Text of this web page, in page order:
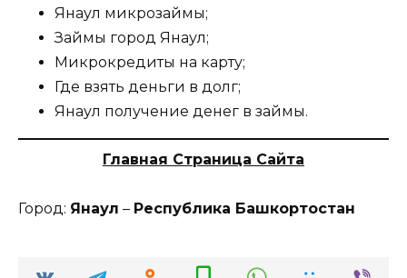
Янаул микрозаймы;
Займы город Янаул;
Микрокредиты на карту;
Где взять деньги в долг;
Янаул получение денег в займы.
Главная Страница Сайта
Город: Янаул – Республика Башкортостан